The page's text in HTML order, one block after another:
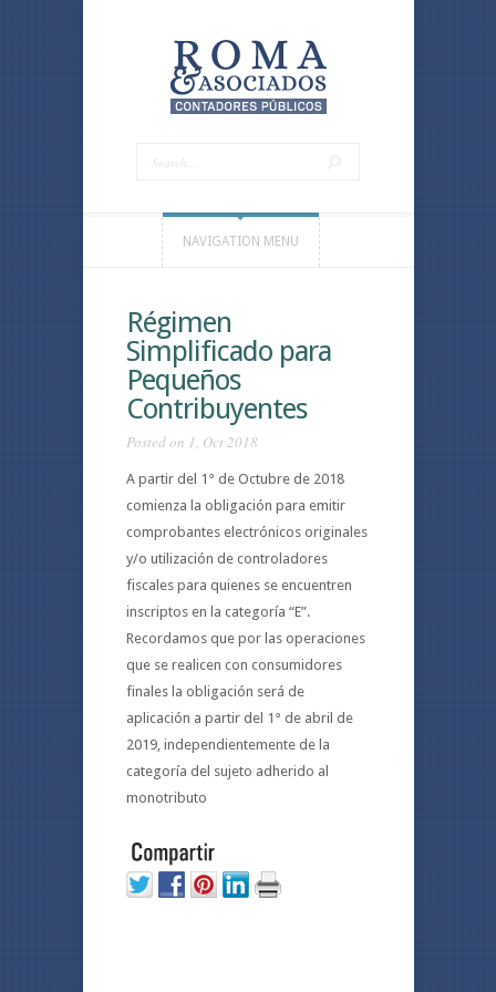
NAVIGATION MENU
Régimen
Simplificado para
Pequeños
Contribuyentes
Posted on 1, Oct 2018
A partir del 1° de Octubre de 2018
comienza la obligación para emitir
comprobantes electrónicos originales
y/o utilización de controladores
fiscales para quienes se encuentren
inscriptos en la categoría “E”.
Recordamos que por las operaciones
que se realicen con consumidores
finales la obligación será de
aplicación a partir del 1° de abril de
2019, independientemente de la
categoría del sujeto adherido al
monotributo